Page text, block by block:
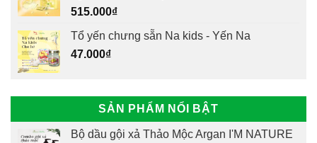
515.000₫
Tổ yến chưng sẵn Na kids - Yến Na
47.000₫
SẢN PHẨM NỔI BẬT
Bộ dầu gội xả Thảo Mộc Argan I'M NATURE